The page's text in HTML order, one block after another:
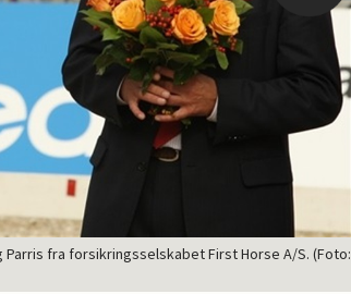
fra forsikringsselskabet First Horse A/S. (Foto: